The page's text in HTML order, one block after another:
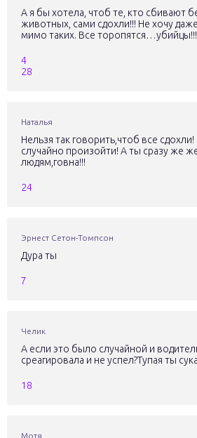
А я бы хотела, чтоб те, кто сбивают
животных, сами сдохли!!! Не хочу
мимо таких. Все торопятся…убийцы!!!
4
28
Наталья
Нельзя так говорить,чтоб все
случайно произойти! А ты сразу же
людям,говна!!!
24
Эрнест Сетон-Томпсон
Дура ты
7
Челик
А если это было случайной и
среагировала и не успел?Тупая ты сука
18
Мотя